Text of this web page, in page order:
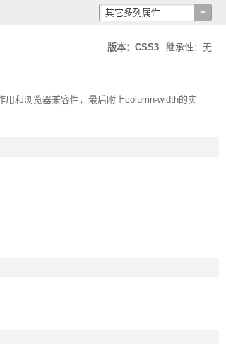
其它多列属性
版本：CSS3 继承性：无
用和浏览器兼容性，最后附上column-width的实